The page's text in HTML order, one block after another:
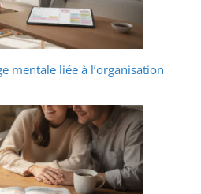
mentale liée à l’organisation